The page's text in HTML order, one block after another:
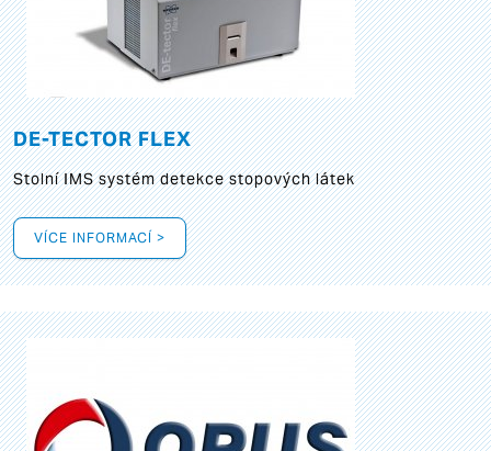
DE-TECTOR FLEX
Stolní IMS systém detekce stopových látek
VÍCE INFORMACÍ >